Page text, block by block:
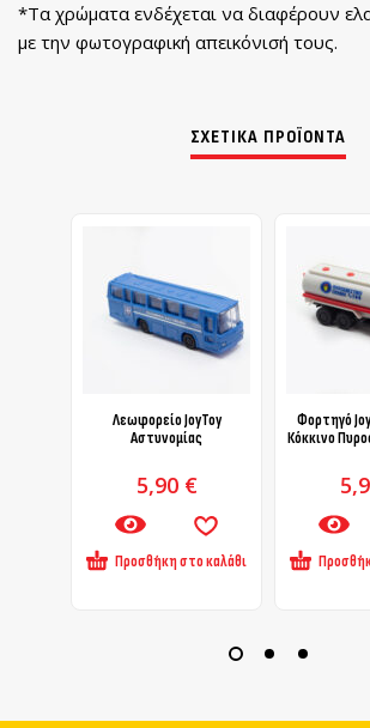
*Τα χρώματα ενδέχεται να διαφέρουν
με την φωτογραφική απεικόνισή τους.
ΣΧΕΤΙΚΆ ΠΡΟΪΌΝΤΑ
Λεωφορείο JoyToy
Αστυνομίας
5,90 €
Προσθήκη στο καλάθι
Φορτηγό
Κόκκινο